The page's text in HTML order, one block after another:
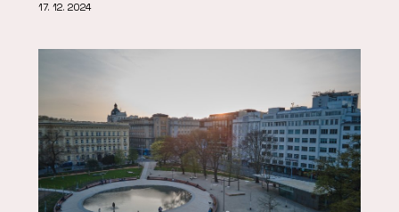
17. 12. 2024